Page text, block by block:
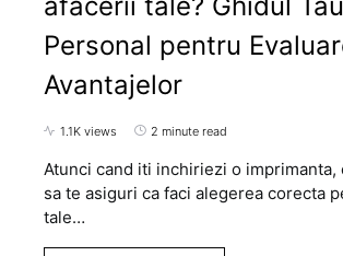
Personal pentru
Avantajelor
1.1K views 2 minute read
Atunci cand iti inchiriezi o imprimanta,
sa te asiguri ca faci alegerea corecta
tale…